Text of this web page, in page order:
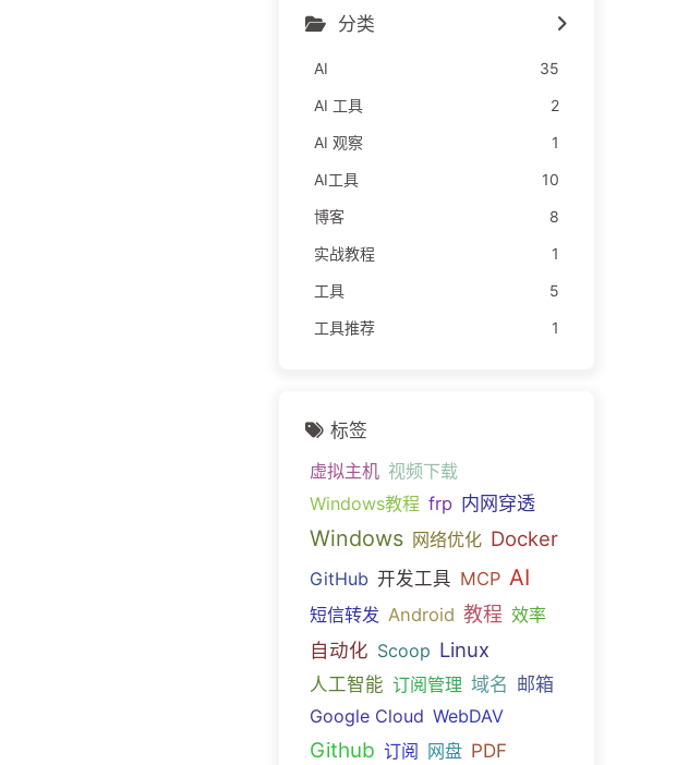
分类
AI
35
AI 工具
2
AI 观察
1
AI工具
10
博客
8
实战教程
1
工具
5
工具推荐
1
标签
虚拟主机 视频下载
Windows教程 frp 内网穿透
Windows 网络优化 Docker
GitHub 开发工具 MCP AI
短信转发 Android 教程 效率
自动化 Scoop Linux
人工智能 订阅管理 域名 邮箱
Google Cloud WebDAV
Github 订阅 网盘 PDF